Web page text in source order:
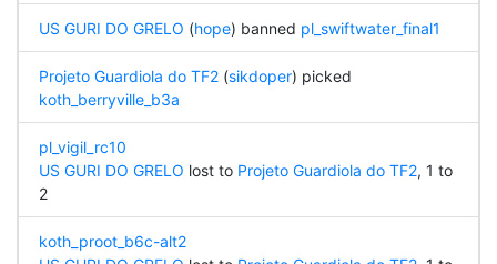
US GURI DO GRELO (hope) banned pl_swiftwater_final1
Projeto Guardiola do TF2(sikdoper) picked
koth_berryville_b3a
pl_vigil_rc10
US GURI DO GRELO lost to Projeto Guardiola do TF2, 1 to
2
koth_proot_b6c-alt2